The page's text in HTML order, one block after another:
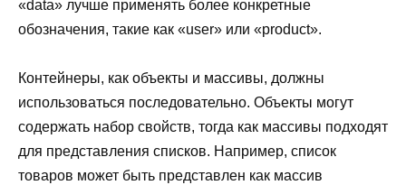
«data» лучше применять более конкретные
обозначения, такие как «user» или «product».
Контейнеры, как объекты и массивы, должны
использоваться последовательно. Объекты могут
содержать набор свойств, тогда как массивы подходят
для представления списков. Например, список
товаров может быть представлен как массив